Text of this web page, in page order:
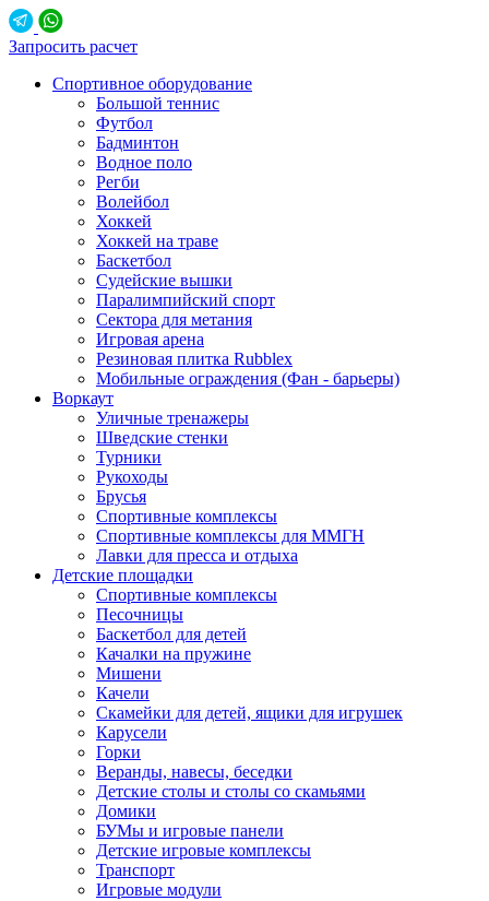
Запросить расчет
Спортивное оборудование
Большой теннис
Футбол
Бадминтон
Водное поло
Регби
Волейбол
Хоккей
Хоккей на траве
Баскетбол
Судейские вышки
Паралимпийский спорт
Сектора для метания
Игровая арена
Резиновая плитка Rubblex
Мобильные ограждения (Фан - барьеры)
Воркаут
Уличные тренажеры
Шведские стенки
Турники
Рукоходы
Брусья
Спортивные комплексы
Спортивные комплексы для ММГН
Лавки для пресса и отдыха
Детские площадки
Спортивные комплексы
Песочницы
Баскетбол для детей
Качалки на пружине
Мишени
Качели
Скамейки для детей, ящики для игрушек
Карусели
Горки
Веранды, навесы, беседки
Детские столы и столы со скамьями
Домики
БУМы и игровые панели
Детские игровые комплексы
Транспорт
Игровые модули